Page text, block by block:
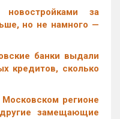
за
но не намного —
банки выдали
кредитов, сколько
регионе
замещающие